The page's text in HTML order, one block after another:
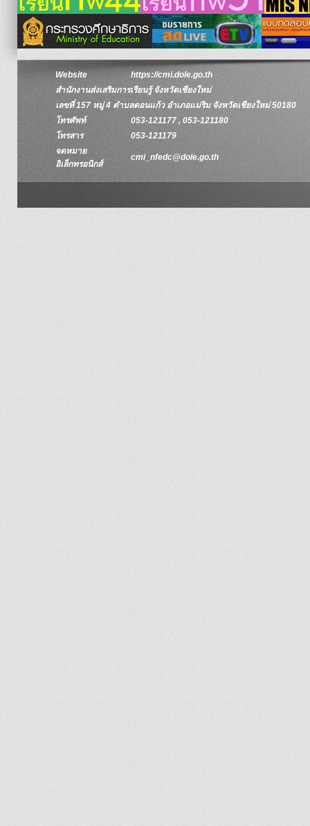
Website
https://cmi.dole.go.th
สำนักงานส่งเสริมการเรียนรู้ จังหวัดเชียงใหม่
เลขที่ 157 หมู่ 4 ตำบลดอนแก้ว อำเภอแม่ริม จังหวัดเชียงใหม่ 50180
โทรศัพท์
053-121177 , 053-121180
โทรสาร
053-121179
จดหมาย
อิเล็กทรอนิกส์
cmi_nfedc@dole.go.th